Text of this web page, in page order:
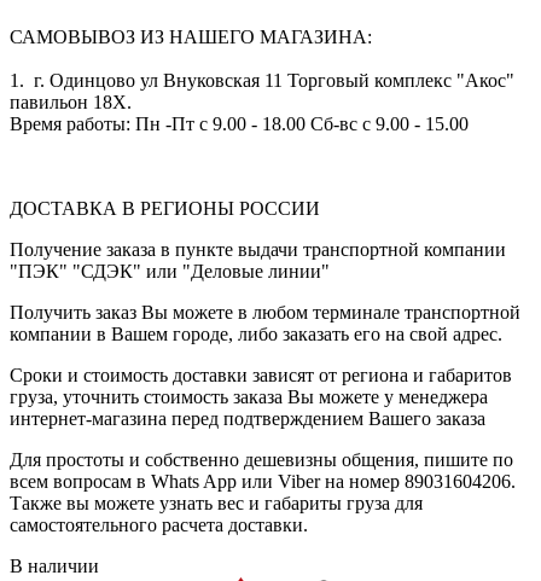
САМОВЫВОЗ ИЗ НАШЕГО МАГАЗИНА:
1. г. Одинцово ул Внуковская 11 Торговый комплекс "Акос"
павильон 18Х.
Время работы: Пн -Пт с 9.00 - 18.00 Сб-вс с 9.00 - 15.00
ДОСТАВКА В РЕГИОНЫ РОССИИ
Получение заказа в пункте выдачи транспортной компании
"ПЭК" "СДЭК" или "Деловые линии"
Получить заказ Вы можете в любом терминале транспортной
компании в Вашем городе, либо заказать его на свой адрес.
Сроки и стоимость доставки зависят от региона и габаритов
груза, уточнить стоимость заказа Вы можете у менеджера
интернет-магазина перед подтверждением Вашего заказа
Для простоты и собственно дешевизны общения, пишите по
всем вопросам в Whats App или Viber на номер 89031604206.
Также вы можете узнать вес и габариты груза для
самостоятельного расчета доставки.
В наличии